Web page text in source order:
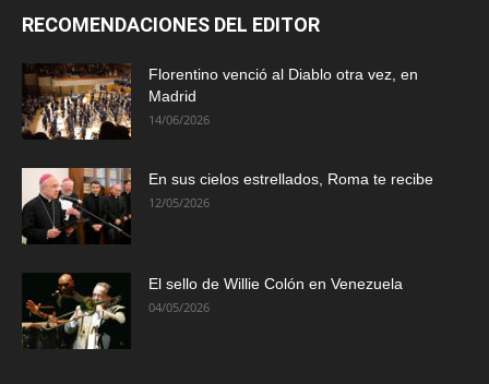
RECOMENDACIONES DEL EDITOR
Florentino venció al Diablo otra vez, en
Madrid
14/06/2026
En sus cielos estrellados, Roma te recibe
12/05/2026
El sello de Willie Colón en Venezuela
04/05/2026